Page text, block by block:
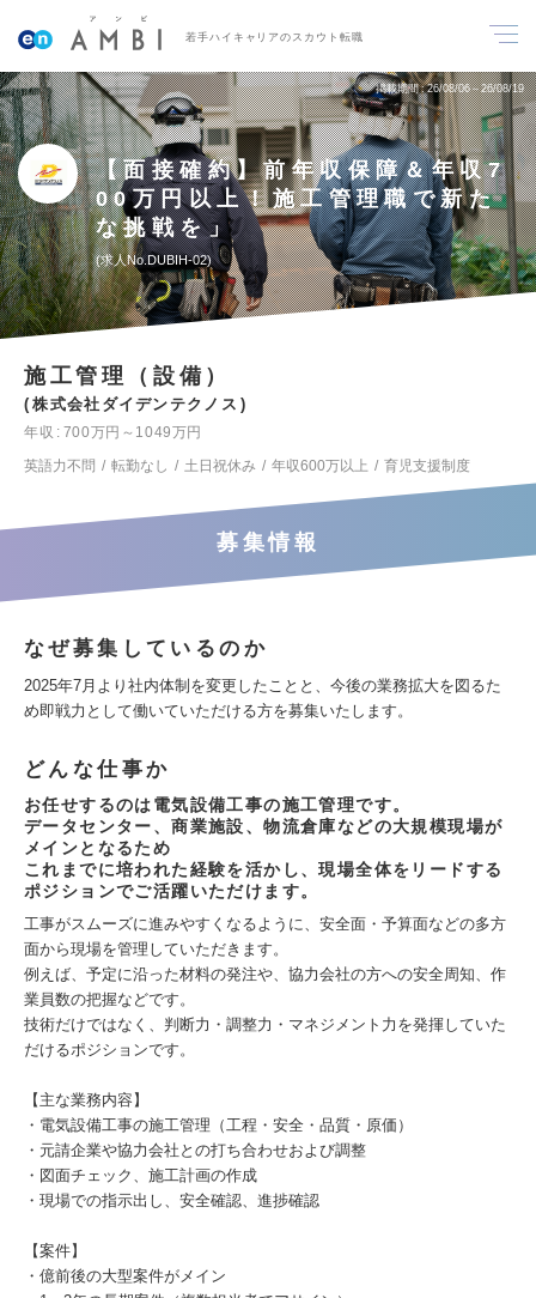
若手ハイキャリアのスカウト転職
掲載期間 26/08/06～26/08/19
【面接確約】前年収保障＆年収7
00万円以上！施工管理職で新た
な挑戦を」
求人No.DUBIH-02
施工管理（設備）
株式会社ダイデンテクノス
年収
700万円～1049万円
英語力不問
転勤なし 土日祝休み 年収600万以上 育児支援制度
募集情報
なぜ募集しているのか
2025年7月より社内体制を変更したことと、今後の業務拡大を図るた
め即戦力として働いていただける方を募集いたします。
どんな仕事か
お任せするのは電気設備工事の施工管理です。
データセンター、商業施設、物流倉庫などの大規模現場が
メインとなるため
これまでに培われた経験を活かし、現場全体をリードする
ポジションでご活躍いただけます。
工事がスムーズに進みやすくなるように、安全面・予算面などの多方
面から現場を管理していただきます。
例えば、予定に沿った材料の発注や、協力会社の方への安全周知、作
業員数の把握などです。
技術だけではなく、判断力・調整力・マネジメント力を発揮していた
だけるポジションです。
【主な業務内容】
・電気設備工事の施工管理（工程・安全・品質・原価）
・元請企業や協力会社との打ち合わせおよび調整
・図面チェック、施工計画の作成
・現場での指示出し、安全確認、進捗確認
【案件】
・億前後の大型案件がメイン